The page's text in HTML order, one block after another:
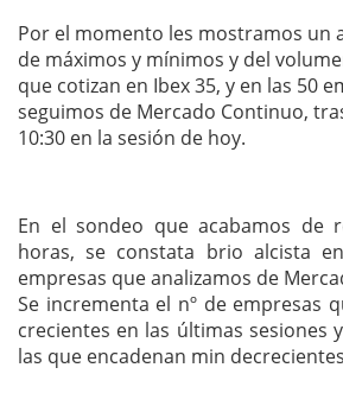
Por el momento les mostramos un
de máximos y mínimos y del
que cotizan en Ibex 35, y en las 50
seguimos de Mercado Continuo,
10:30 en la sesión de hoy.
En el sondeo que acabamos de
horas, se constata brio alcista
empresas que analizamos de
Se incrementa el nº de empresas
crecientes en las últimas sesiones
las que encadenan min